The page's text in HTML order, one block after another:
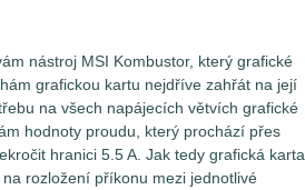
nástroj MSI Kombustor, který grafické
grafickou kartu nejdříve zahřát na její
na všech napájecích větvích grafické
hodnoty proudu, který prochází přes
hranici 5.5 A. Jak tedy grafická karta
rozložení příkonu mezi jednotlivé